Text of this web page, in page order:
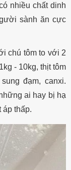
nhiều chất dinh
sành ăn cực
chú tôm to với 2
- 10kg, thịt tôm
đạm, canxi.
ai hay bị hạ
thấp.